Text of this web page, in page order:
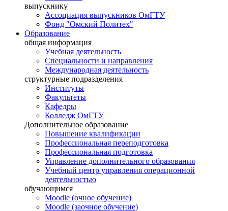
выпускнику
Ассоциация выпускников ОмГТУ
Фонд "Омский Политех"
Образование
общая информация
Учебная деятельность
Специальности и направления
Международная деятельность
структурные подразделения
Институты
Факультеты
Кафедры
Колледж ОмГТУ
Дополнительное образование
Повышение квалификации
Профессиональная переподготовка
Профессиональная подготовка
Управление дополнительного образования
Учебный центр управления операционной
деятельностью
обучающимся
Moodle (очное обучение)
Moodle (заочное обучение)